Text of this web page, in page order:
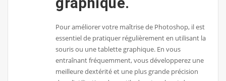
Pour améliorer votre maîtrise de Photoshop, il est
essentiel de pratiquer régulièrement en utilisant la
souris ou une tablette graphique. En vous
entraînant fréquemment, vous développerez une
meilleure dextérité et une plus grande précision